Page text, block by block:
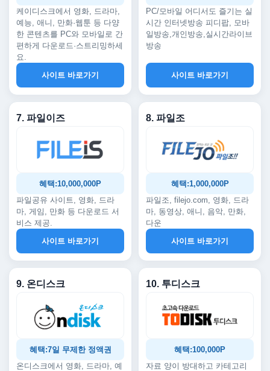
케이디스크에서 영화, 드라마,
예능, 애니, 만화·웹툰 등 다양
한 콘텐츠를 PC와 모바일로 간
편하게 다운로드·스트리밍하세
요.
사이트 바로가기
PC/모바일 어디서도 즐기는 실
시간 인터넷방송 피디팝, 모바
일방송,개인방송,실시간라이브
방송
사이트 바로가기
7. 파일이즈
혜택:10,000,000P
파일공유 사이트, 영화, 드라
마, 게임, 만화 등 다운로드 서
비스 제공.
사이트 바로가기
8. 파일조
혜택:1,000,000P
파일조, filejo.com, 영화, 드라
마, 동영상, 애니, 음악, 만화,
다운
사이트 바로가기
9. 온디스크
혜택:7일 무제한 정액권
온디스크에서 영화, 드라마, 예
10. 투디스크
혜택:100,000P
자료 양이 방대하고 카테고리